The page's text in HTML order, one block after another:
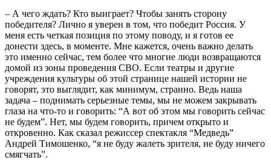
– А чего ждать? Кто выиграет? Чтобы занять сторону
победителя? Лично я уверен в том, что победит Россия. У
меня есть четкая позиция по этому поводу, и я готов ее
донести здесь, в моменте. Мне кажется, очень важно делать
это именно сейчас, тем более что многие люди возвращаются
домой из зоны проведения СВО. Если театры и другие
учреждения культуры об этой странице нашей истории не
говорят, это выглядит, как минимум, странно. Ведь наша
задача – поднимать серьезные темы, мы не можем закрывать
глаза на что-то и говорить: “А вот об этом мы говорить сейчас
не будем”. Нет, мы будем говорить, причем открыто и
откровенно. Как сказал режиссер спектакля “Медведь”
Андрей Тимошенко, “я не буду жалеть зрителя, не буду ничего
смягчать”.